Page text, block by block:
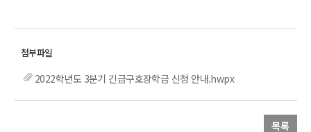
2022학년도 3분기 긴급구호장학금 신청 안내.hwpx
목록